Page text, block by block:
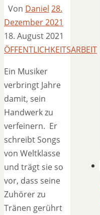
Von Daniel 28.
Dezember 2021
18. August 2021
ÖFFENTLICHKEITSARBEIT
Ein Musiker
verbringt Jahre
damit, sein
Handwerk zu
verfeinern. Er
schreibt Songs
von Weltklasse
und trägt sie so
vor, dass seine
Zuhörer zu
Tränen gerührt